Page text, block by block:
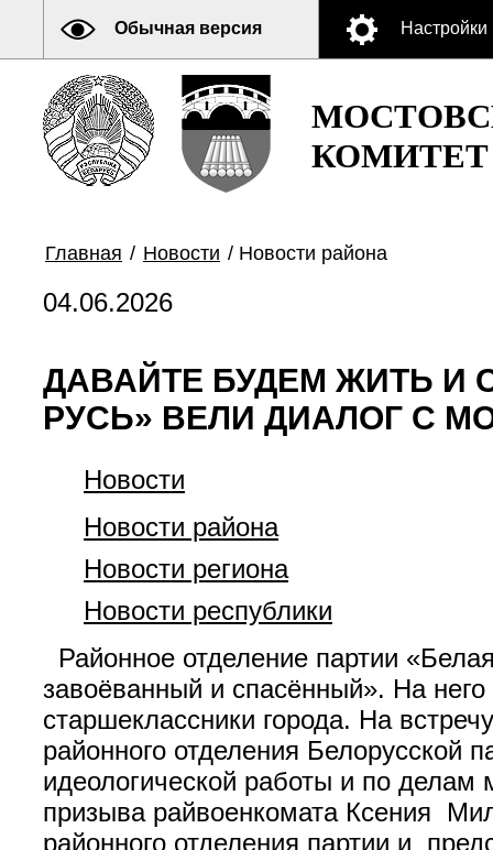
Обычная версия Настройки
КОМИТЕТ
Главная / Новости / Новости района
04.06.2026
ДАВАЙТЕ БУДЕМ ЖИТЬ И
РУСЬ» ВЕЛИ ДИАЛОГ С
Новости
Новости района
Новости региона
Новости республики
Районное отделение партии
завоёванный и спасённый». На
старшеклассники города. На
районного отделения Белорусской
идеологической работы и по делам
призыва райвоенкомата Ксения
районного отделения партии и